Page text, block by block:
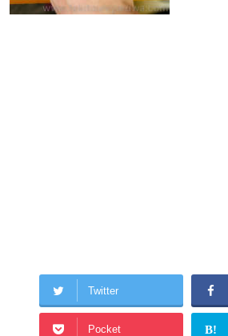
Twitter
Pocket B!